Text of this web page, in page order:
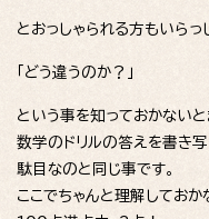
とおっしゃられる方もいらっ
「どう違うのか？」
という事を知っておかないと
数学のドリルの答えを書き
駄目なのと同じ事です。
ここでちゃんと理解してお